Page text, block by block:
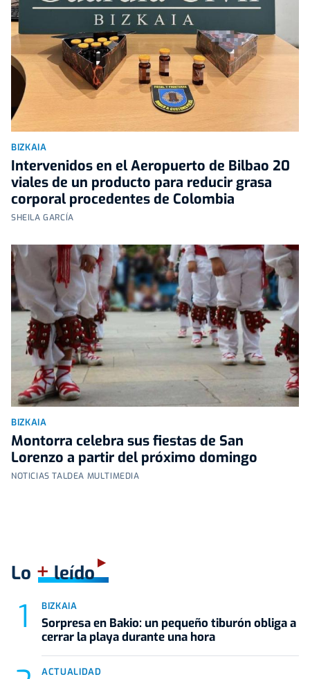
BIZKAIA
Intervenidos en el Aeropuerto de Bilbao 20
viales de un producto para reducir grasa
corporal procedentes de Colombia
SHEILA GARCÍA
BIZKAIA
Montorra celebra sus fiestas de San
Lorenzo a partir del próximo domingo
NOTICIAS TALDEA MULTIMEDIA
Lo +leído
BIZKAIA
Sorpresa en Bakio: un pequeño tiburón obliga a
cerrar la playa durante una hora
ACTUALIDAD